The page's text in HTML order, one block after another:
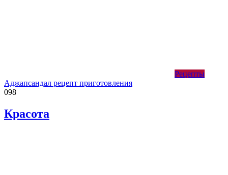
Рецепты
Аджапсандал рецепт приготовления
098
Красота